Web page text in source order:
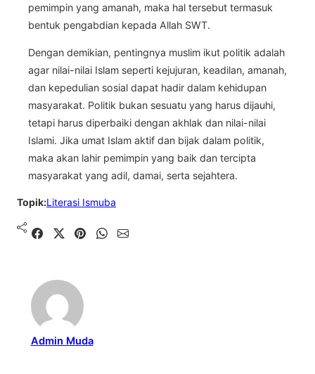
pemimpin yang amanah, maka hal tersebut termasuk
bentuk pengabdian kepada Allah SWT.
Dengan demikian, pentingnya muslim ikut politik adalah
agar nilai-nilai Islam seperti kejujuran, keadilan, amanah,
dan kepedulian sosial dapat hadir dalam kehidupan
masyarakat. Politik bukan sesuatu yang harus dijauhi,
tetapi harus diperbaiki dengan akhlak dan nilai-nilai
Islami. Jika umat Islam aktif dan bijak dalam politik,
maka akan lahir pemimpin yang baik dan tercipta
masyarakat yang adil, damai, serta sejahtera.
Topik:Literasi Ismuba
Shared Share on X Pin It Send on WhatsApp Send on Email
Admin Muda